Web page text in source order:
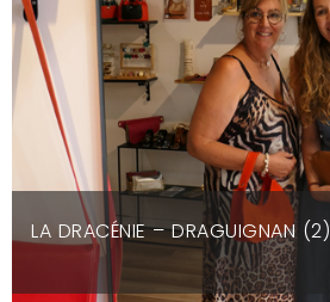
LA DRACÉNIE – DRAGUIGNAN (2)